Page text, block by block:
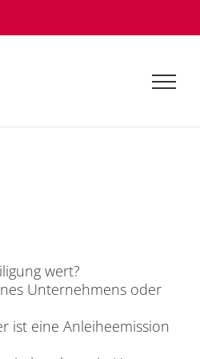
wert?
Un­ter­neh­mens oder
ist eine An­lei­he­emis­si­on